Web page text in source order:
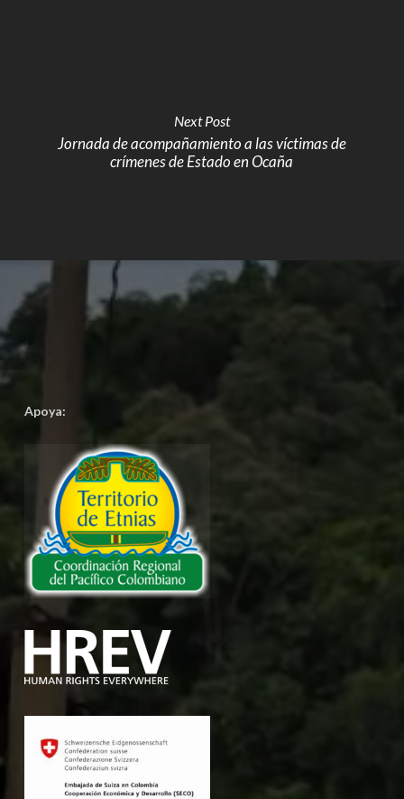
Next Post
Jornada de acompañamiento a las víctimas de
crímenes de Estado en Ocaña
Apoya: